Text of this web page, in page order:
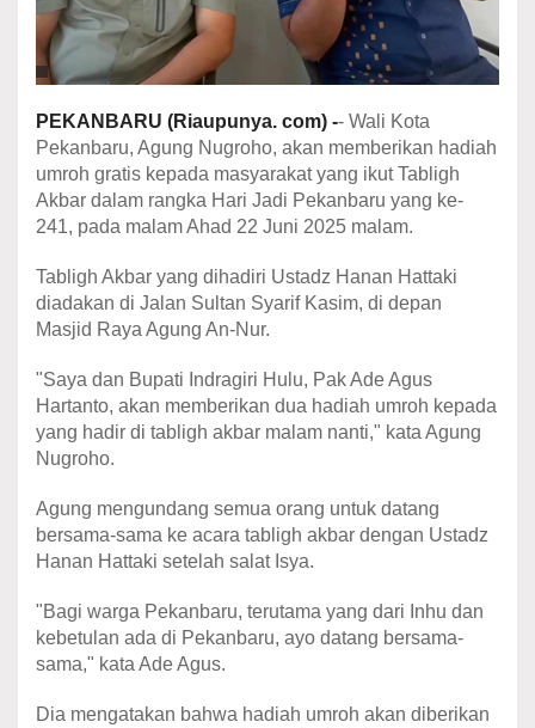
PEKANBARU (Riaupunya. com) -- Wali Kota
Pekanbaru, Agung Nugroho, akan memberikan hadiah
umroh gratis kepada masyarakat yang ikut Tabligh
Akbar dalam rangka Hari Jadi Pekanbaru yang ke-
241, pada malam Ahad 22 Juni 2025 malam.
Tabligh Akbar yang dihadiri Ustadz Hanan Hattaki
diadakan di Jalan Sultan Syarif Kasim, di depan
Masjid Raya Agung An-Nur.
"Saya dan Bupati Indragiri Hulu, Pak Ade Agus
Hartanto, akan memberikan dua hadiah umroh kepada
yang hadir di tabligh akbar malam nanti," kata Agung
Nugroho.
Agung mengundang semua orang untuk datang
bersama-sama ke acara tabligh akbar dengan Ustadz
Hanan Hattaki setelah salat Isya.
"Bagi warga Pekanbaru, terutama yang dari Inhu dan
kebetulan ada di Pekanbaru, ayo datang bersama-
sama," kata Ade Agus.
Dia mengatakan bahwa hadiah umroh akan diberikan